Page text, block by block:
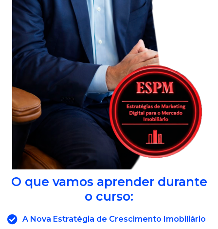
O que vamos aprender durante
o curso:
A Nova Estratégia de Crescimento Imobiliário